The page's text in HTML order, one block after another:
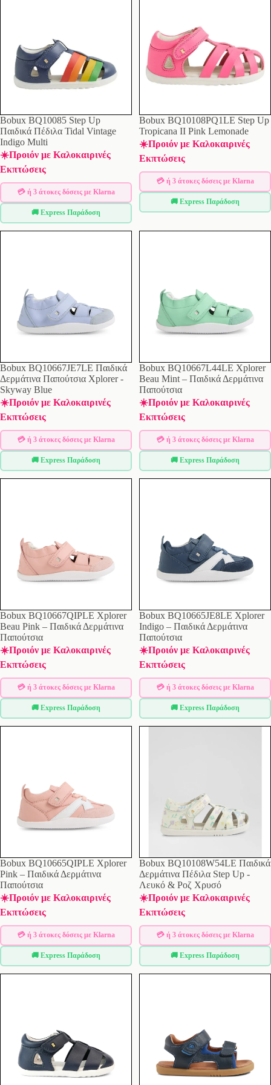
Bobux BQ10085 Step Up
Παιδικά Πέδιλα Tidal Vintage
Indigo Multi
☀️Προιόν με Καλοκαιρινές
Εκπτώσεις
💳 ή 3 άτοκες δόσεις με Klarna
🚚 Express Παράδοση
Bobux BQ10108PQ1LE Step Up
Tropicana II Pink Lemonade
☀️Προιόν με Καλοκαιρινές
Εκπτώσεις
💳 ή 3 άτοκες δόσεις με Klarna
🚚 Express Παράδοση
Εξαντλήθηκε
Bobux BQ10667JE7LE Παιδικά
Δερμάτινα Παπούτσια Xplorer -
Skyway Blue
☀️Προιόν με Καλοκαιρινές
Εκπτώσεις
💳 ή 3 άτοκες δόσεις με Klarna
🚚 Express Παράδοση
Bobux BQ10667L44LE Xplorer
Beau Mint – Παιδικά Δερμάτινα
Παπούτσια
☀️Προιόν με Καλοκαιρινές
Εκπτώσεις
💳 ή 3 άτοκες δόσεις με Klarna
🚚 Express Παράδοση
Bobux BQ10667QIPLE Xplorer
Beau Pink – Παιδικά Δερμάτινα
Παπούτσια
☀️Προιόν με Καλοκαιρινές
Εκπτώσεις
💳 ή 3 άτοκες δόσεις με Klarna
🚚 Express Παράδοση
Bobux BQ10665JE8LE Xplorer
Indigo – Παιδικά Δερμάτινα
Παπούτσια
☀️Προιόν με Καλοκαιρινές
Εκπτώσεις
💳 ή 3 άτοκες δόσεις με Klarna
🚚 Express Παράδοση
Bobux BQ10665QIPLE Xplorer
Pink – Παιδικά Δερμάτινα
Παπούτσια
☀️Προιόν με Καλοκαιρινές
Εκπτώσεις
💳 ή 3 άτοκες δόσεις με Klarna
🚚 Express Παράδοση
Bobux BQ10108W54LE Παιδικά
Δερμάτινα Πέδιλα Step Up -
Λευκό & Ροζ Χρυσό
☀️Προιόν με Καλοκαιρινές
Εκπτώσεις
💳 ή 3 άτοκες δόσεις με Klarna
🚚 Express Παράδοση